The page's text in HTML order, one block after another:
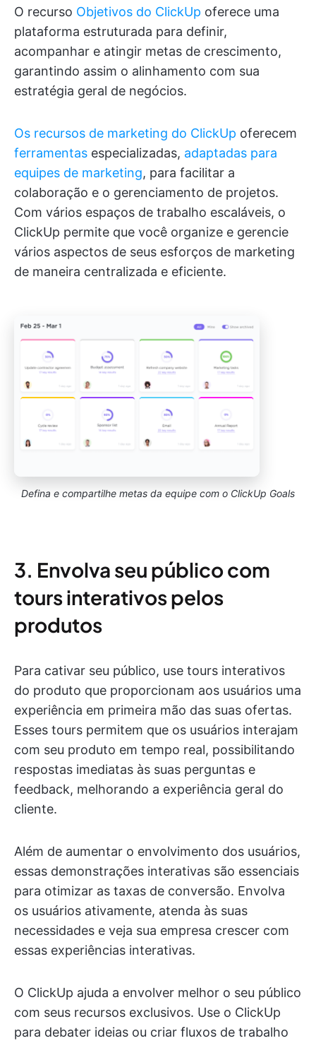
O recurso Objetivos do ClickUp oferece uma
plataforma estruturada para definir,
acompanhar e atingir metas de crescimento,
garantindo assim o alinhamento com sua
estratégia geral de negócios.
Os recursos de marketing do ClickUp oferecem
ferramentas especializadas, adaptadas para
equipes de marketing, para facilitar a
colaboração e o gerenciamento de projetos.
Com vários espaços de trabalho escaláveis, o
ClickUp permite que você organize e gerencie
vários aspectos de seus esforços de marketing
de maneira centralizada e eficiente.
Defina e compartilhe metas da equipe com o ClickUp Goals
3. Envolva seu público com
tours interativos pelos
produtos
Para cativar seu público, use tours interativos
do produto que proporcionam aos usuários uma
experiência em primeira mão das suas ofertas.
Esses tours permitem que os usuários interajam
com seu produto em tempo real, possibilitando
respostas imediatas às suas perguntas e
feedback, melhorando a experiência geral do
cliente.
Além de aumentar o envolvimento dos usuários,
essas demonstrações interativas são essenciais
para otimizar as taxas de conversão. Envolva
os usuários ativamente, atenda às suas
necessidades e veja sua empresa crescer com
essas experiências interativas.
O ClickUp ajuda a envolver melhor o seu público
com seus recursos exclusivos. Use o ClickUp
para debater ideias ou criar fluxos de trabalho